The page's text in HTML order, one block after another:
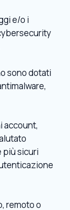
e/o i
sono dotati
account,
più sicuri
remoto o